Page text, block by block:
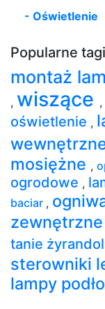
- Oświetlenie
Popularne tagi
montaż
, wiszące ,
oświetlenie ,
mosiężne ,
ogrodowe ,
baciar ,
zewnętrzne
tanie
sterowniki
lampy